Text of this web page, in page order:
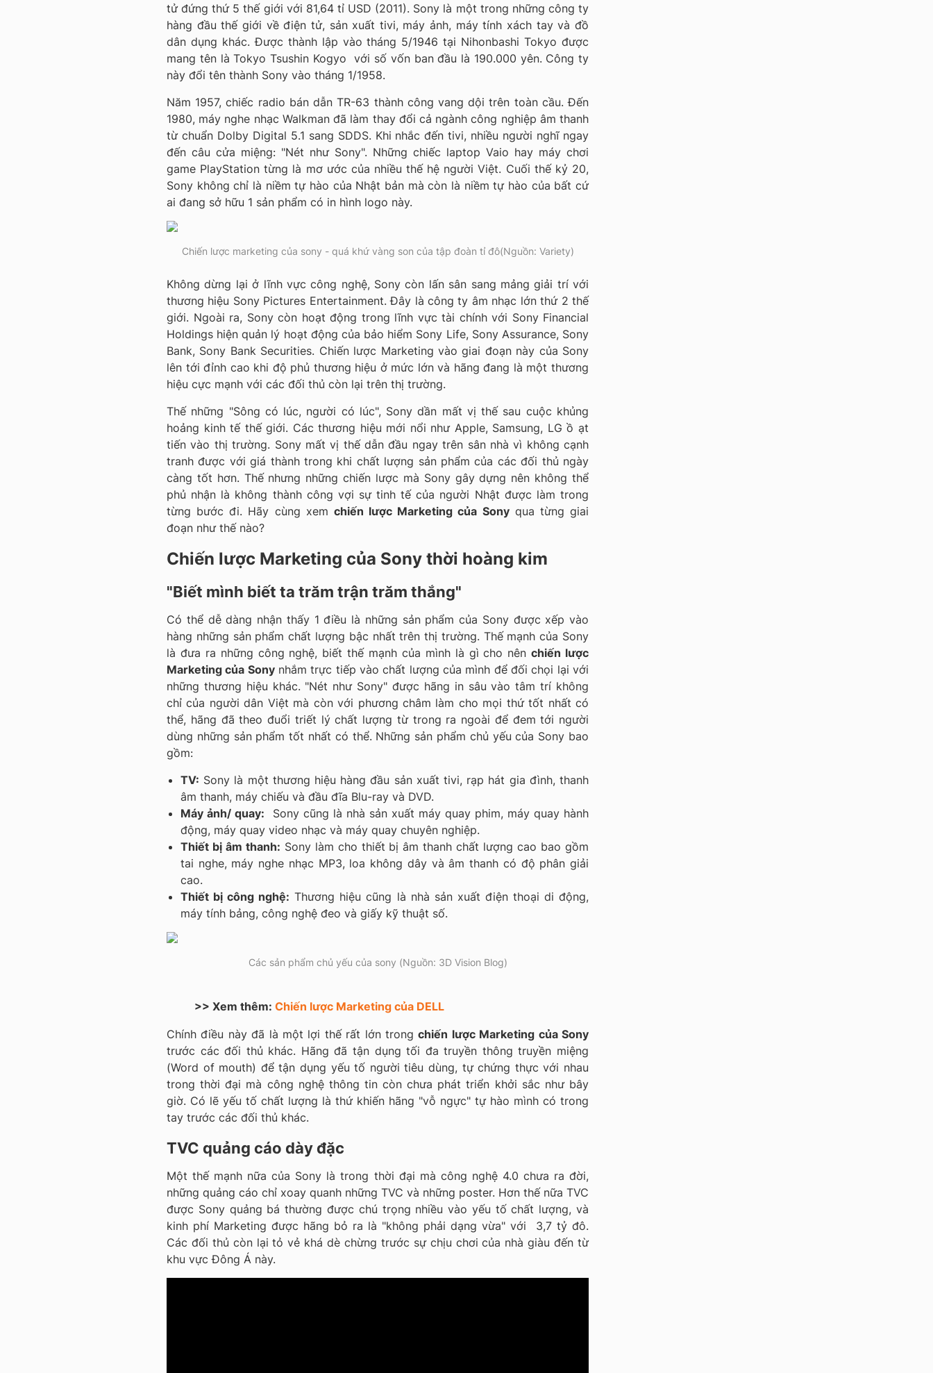
tử đứng thứ 5 thế giới với 81,64 tỉ USD (2011). Sony là một trong những công ty
hàng đầu thế giới về điện tử, sản xuất tivi, máy ảnh, máy tính xách tay và đồ
dân dụng khác. Được thành lập vào tháng 5/1946 tại Nihonbashi Tokyo được
mang tên là Tokyo Tsushin Kogyo với số vốn ban đầu là 190.000 yên. Công ty
này đổi tên thành Sony vào tháng 1/1958.
Năm 1957, chiếc radio bán dẫn TR-63 thành công vang dội trên toàn cầu. Đến
1980, máy nghe nhạc Walkman đã làm thay đổi cả ngành công nghiệp âm thanh
từ chuẩn Dolby Digital 5.1 sang SDDS. Khi nhắc đến tivi, nhiều người nghĩ ngay
đến câu cửa miệng: "Nét như Sony". Những chiếc laptop Vaio hay máy chơi
game PlayStation từng là mơ ước của nhiều thế hệ người Việt. Cuối thế kỷ 20,
Sony không chỉ là niềm tự hào của Nhật bản mà còn là niềm tự hào của bất cứ
ai đang sở hữu 1 sản phẩm có in hình logo này.
Chiến lược marketing của sony - quá khứ vàng son của tập đoàn tỉ đô(Nguồn: Variety)
Không dừng lại ở lĩnh vực công nghệ, Sony còn lấn sân sang mảng giải trí với
thương hiệu Sony Pictures Entertainment. Đây là công ty âm nhạc lớn thứ 2 thế
giới. Ngoài ra, Sony còn hoạt động trong lĩnh vực tài chính với Sony Financial
Holdings hiện quản lý hoạt động của bảo hiểm Sony Life, Sony Assurance, Sony
Bank, Sony Bank Securities. Chiến lược Marketing vào giai đoạn này của Sony
lên tới đỉnh cao khi độ phủ thương hiệu ở mức lớn và hãng đang là một thương
hiệu cực mạnh với các đối thủ còn lại trên thị trường.
Thế những "Sông có lúc, người có lúc", Sony dần mất vị thế sau cuộc khủng
hoảng kinh tế thế giới. Các thương hiệu mới nổi như Apple, Samsung, LG ồ ạt
tiến vào thị trường. Sony mất vị thế dẫn đầu ngay trên sân nhà vì không cạnh
tranh được với giá thành trong khi chất lượng sản phẩm của các đối thủ ngày
càng tốt hơn. Thế nhưng những chiến lược mà Sony gây dựng nên không thể
phủ nhận là không thành công vợi sự tinh tế của người Nhật được làm trong
từng bước đi. Hãy cùng xem chiến lược Marketing của Sonyqua từng giai
đoạn như thế nào?
Chiến lược Marketing của Sony thời hoàng kim
"Biết mình biết ta trăm trận trăm thắng"
Có thể dễ dàng nhận thấy 1 điều là những sản phẩm của Sony được xếp vào
hàng những sản phẩm chất lượng bậc nhất trên thị trường. Thế mạnh của Sony
là đưa ra những công nghệ, biết thế mạnh của mình là gì cho nênchiến lược
Marketing của Sonynhắm trực tiếp vào chất lượng của mình để đối chọi lại với
những thương hiệu khác. "Nét như Sony" được hãng in sâu vào tâm trí không
chỉ của người dân Việt mà còn với phương châm làm cho mọi thứ tốt nhất có
thể, hãng đã theo đuổi triết lý chất lượng từ trong ra ngoài để đem tới người
dùng những sản phẩm tốt nhất có thể. Những sản phẩm chủ yếu của Sony bao
gồm:
TV: Sony là một thương hiệu hàng đầu sản xuất tivi, rạp hát gia đình, thanh
âm thanh, máy chiếu và đầu đĩa Blu-ray và DVD.
Máy ảnh/ quay: Sony cũng là nhà sản xuất máy quay phim, máy quay hành
động, máy quay video nhạc và máy quay chuyên nghiệp.
Thiết bị âm thanh: Sony làm cho thiết bị âm thanh chất lượng cao bao gồm
tai nghe, máy nghe nhạc MP3, loa không dây và âm thanh có độ phân giải
cao.
Thiết bị công nghệ: Thương hiệu cũng là nhà sản xuất điện thoại di động,
máy tính bảng, công nghệ đeo và giấy kỹ thuật số.
Các sản phẩm chủ yếu của sony (Nguồn: 3D Vision Blog)
>> Xem thêm: Chiến lược Marketing của DELL
Chính điều này đã là một lợi thế rất lớn trongchiến lược Marketing của Sony
trước các đối thủ khác. Hãng đã tận dụng tối đa truyền thông truyền miệng
(Word of mouth) để tận dụng yếu tố người tiêu dùng, tự chứng thực với nhau
trong thời đại mà công nghệ thông tin còn chưa phát triển khởi sắc như bây
giờ. Có lẽ yếu tố chất lượng là thứ khiến hãng "vỗ ngực" tự hào mình có trong
tay trước các đối thủ khác.
TVC quảng cáo dày đặc
Một thế mạnh nữa của Sony là trong thời đại mà công nghệ 4.0 chưa ra đời,
những quảng cáo chỉ xoay quanh những TVC và những poster. Hơn thế nữa TVC
được Sony quảng bá thường được chú trọng nhiều vào yếu tố chất lượng, và
kinh phí Marketing được hãng bỏ ra là "không phải dạng vừa" với 3,7 tỷ đô.
Các đối thủ còn lại tỏ vẻ khá dè chừng trước sự chịu chơi của nhà giàu đến từ
khu vực Đông Á này.